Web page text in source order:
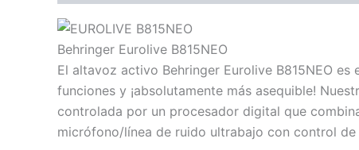
Behringer Eurolive B815NEO
El altavoz activo Behringer Eurolive B815NEO
funciones y ¡absolutamente más asequible!
controlada por un procesador digital que
micrófono/línea de ruido ultrabajo con control